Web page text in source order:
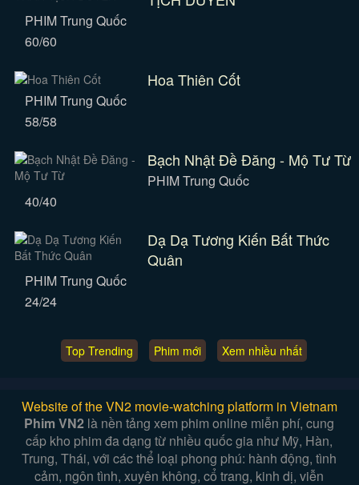
PHIM Trung Quốc
60/60
Hoa Thiên Cốt
PHIM Trung Quốc
58/58
Bạch Nhật Đề Đăng - Mộ Tư Từ
PHIM Trung Quốc
40/40
Dạ Dạ Tương Kiến Bất Thức
Quân
PHIM Trung Quốc
24/24
Top Trending Phim mới Xem nhiều nhất
Website of the VN2 movie-watching platform in Vietnam
Phim VN2 là nền tảng xem phim online miễn phí, cung
cấp kho phim đa dạng từ nhiều quốc gia như Mỹ, Hàn,
Trung, Thái, với các thể loại phong phú: hành động, tình
cảm, ngôn tình, xuyên không, cổ trang, kinh dị, viễn